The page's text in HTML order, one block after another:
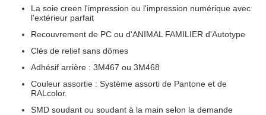
La soie creen l'impression ou l'impression numérique avec
l'extérieur parfait
Recouvrement de PC ou d'ANIMAL FAMILIER d'Autotype
Clés de relief sans dômes
Adhésif arrière : 3M467 ou 3M468
Couleur assortie : Système assorti de Pantone et de
RALcolor.
SMD soudant ou soudant à la main selon la demande